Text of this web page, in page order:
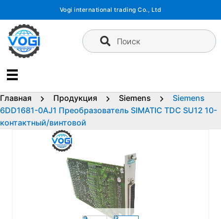
содержимому
Vogi international trading Co., Ltd
Поиск
Главная Продукция Siemens
Siemens
6DD1681-0AJ1 Преобразователь SIMATIC TDC SU12 10-
контактный/винтовой